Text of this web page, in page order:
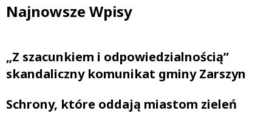
Najnowsze Wpisy
„Z szacunkiem i odpowiedzialnością”
skandaliczny komunikat gminy Zarszyn
Schrony, które oddają miastom zieleń